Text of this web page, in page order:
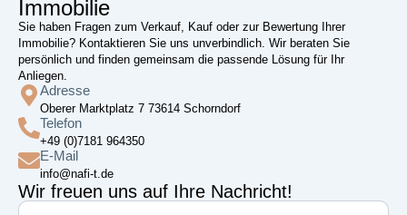
Immobilie
Sie haben Fragen zum Verkauf, Kauf oder zur Bewertung Ihrer
Immobilie? Kontaktieren Sie uns unverbindlich. Wir beraten Sie
persönlich und finden gemeinsam die passende Lösung für Ihr
Anliegen.
Adresse
Oberer Marktplatz 7 73614 Schorndorf
Telefon
+49 (0)7181 964350
E-Mail
info@nafi-t.de
Wir freuen uns auf Ihre Nachricht!
Vorname